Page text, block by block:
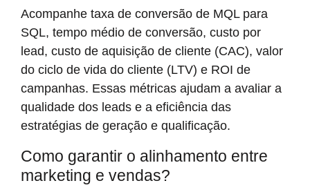
Acompanhe taxa de conversão de MQL para
SQL, tempo médio de conversão, custo por
lead, custo de aquisição de cliente (CAC), valor
do ciclo de vida do cliente (LTV) e ROI de
campanhas. Essas métricas ajudam a avaliar a
qualidade dos leads e a eficiência das
estratégias de geração e qualificação.
Como garantir o alinhamento entre
marketing e vendas?